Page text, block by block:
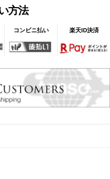
方法
コンビニ払い 楽天ID決済